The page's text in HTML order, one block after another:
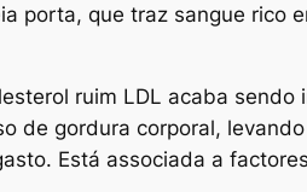
porta, que traz sangue rico
ruim LDL acaba
de gordura corporal,
Está associada a